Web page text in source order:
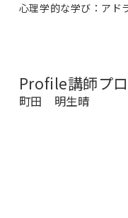
心理学的な学び：アド
Profile講師プ
町田 明生晴